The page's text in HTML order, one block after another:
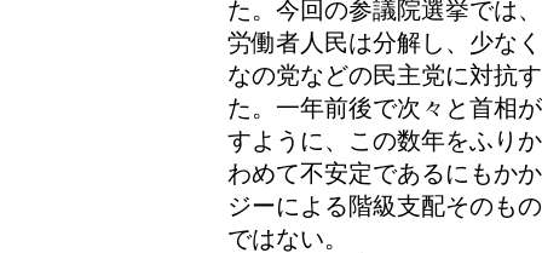
た。今回の参議院選挙では
労働者人民は分解し、少な
なの党などの民主党に対抗
た。一年前後で次々と首相
すように、この数年をふり
わめて不安定であるにもか
ジーによる階級支配そのも
ではない。